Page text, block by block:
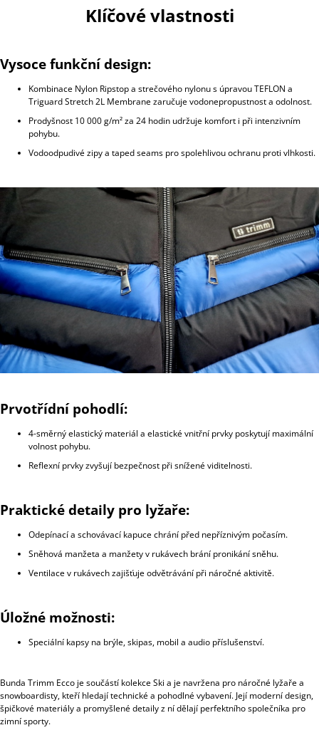
Klíčové vlastnosti
Vysoce funkční design:
Kombinace Nylon Ripstop a strečového nylonu s úpravou TEFLON a
Triguard Stretch 2L Membrane zaručuje vodonepropustnost a odolnost.
Prodyšnost 10 000 g/m² za 24 hodin udržuje komfort i při intenzivním
pohybu.
Vodoodpudivé zipy a taped seams pro spolehlivou ochranu proti vlhkosti.
Prvotřídní pohodlí:
4-směrný elastický materiál a elastické vnitřní prvky poskytují maximální
volnost pohybu.
Reflexní prvky zvyšují bezpečnost při snížené viditelnosti.
Praktické detaily pro lyžaře:
Odepínací a schovávací kapuce chrání před nepříznivým počasím.
Sněhová manžeta a manžety v rukávech brání pronikání sněhu.
Ventilace v rukávech zajišťuje odvětrávání při náročné aktivitě.
Úložné možnosti:
Speciální kapsy na brýle, skipas, mobil a audio příslušenství.
Bunda Trimm Ecco je součástí kolekce Ski a je navržena pro náročné lyžaře a
snowboardisty, kteří hledají technické a pohodlné vybavení. Její moderní design,
špičkové materiály a promyšlené detaily z ní dělají perfektního společníka pro
zimní sporty.